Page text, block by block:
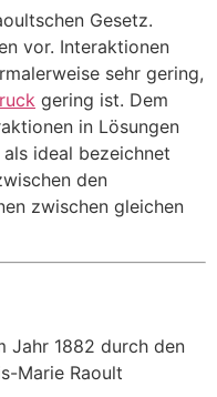
Gesetz.
vor. Interaktionen
sehr gering,
gering ist. Dem
in Lösungen
ideal bezeichnet
den
zwischen gleichen
Jahr 1882 durch den
Marie Raoult